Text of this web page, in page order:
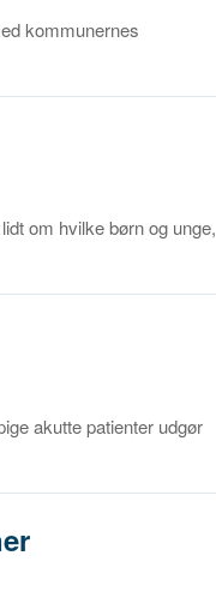
kommunernes
om hvilke børn og unge,
akutte patienter udgør